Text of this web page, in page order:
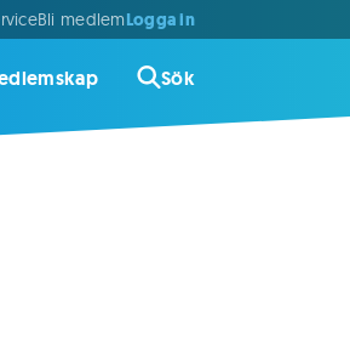
Bli medlemLogga in
Sök